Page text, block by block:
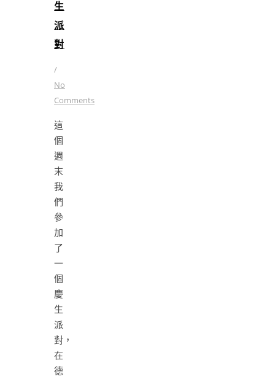
生
派
對
/
No
Comments
這
個
週
末
我
們
參
加
了
一
個
慶
生
派
對，
在
德